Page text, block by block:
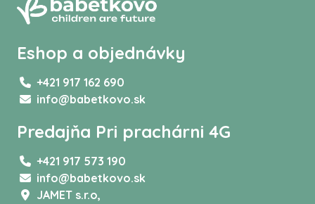
Eshop a objednávky
+421 917 162 690
info@babetkovo.sk
Predajňa Pri prachárni 4G
+421 917 573 190
info@babetkovo.sk
JAMET s.r.o,